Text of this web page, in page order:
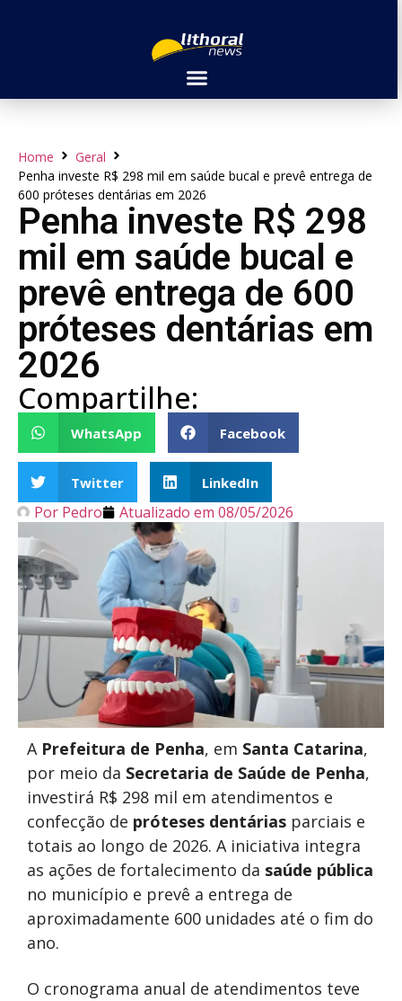
Home
Geral
Penha investe R$ 298 mil em saúde bucal e prevê entrega de
600 próteses dentárias em 2026
Penha investe R$ 298
mil em saúde bucal e
prevê entrega de 600
próteses dentárias em
2026
Compartilhe:
WhatsApp Facebook
Twitter LinkedIn
Por Pedro Atualizado em 08/05/2026
A Prefeitura de Penha, em Santa Catarina,
por meio da Secretaria de Saúde de Penha,
investirá R$ 298 mil em atendimentos e
confecção de próteses dentárias parciais e
totais ao longo de 2026. A iniciativa integra
as ações de fortalecimento da saúde pública
no município e prevê a entrega de
aproximadamente 600 unidades até o fim do
ano.
O cronograma anual de atendimentos teve